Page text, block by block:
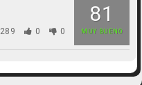
81
MUY BUENO
289 0 0